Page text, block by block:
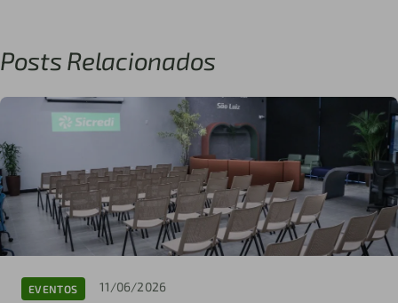
Posts Relacionados
EVENTOS 11/06/2026